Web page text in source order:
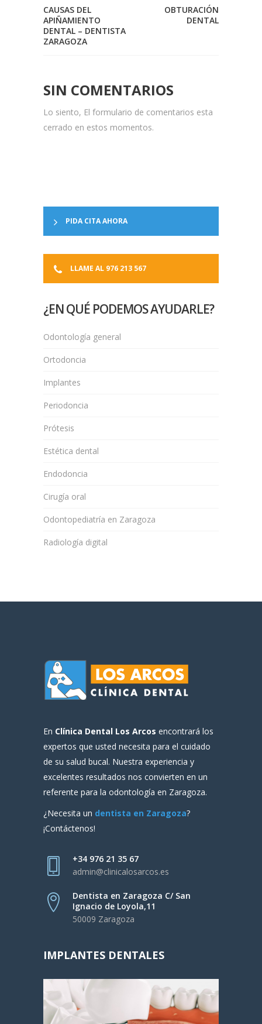
CAUSAS DEL
APIÑAMIENTO
DENTAL – DENTISTA
ZARAGOZA
OBTURACIÓN
DENTAL
SIN COMENTARIOS
Lo siento, El formulario de comentarios esta
cerrado en estos momentos.
PIDA CITA AHORA
LLAME AL 976 213 567
¿EN QUÉ PODEMOS AYUDARLE?
Odontología general
Ortodoncia
Implantes
Periodoncia
Prótesis
Estética dental
Endodoncia
Cirugía oral
Odontopediatría en Zaragoza
Radiología digital
En Clínica Dental Los Arcos encontrará los
expertos que usted necesita para el cuidado
de su salud bucal. Nuestra experiencia y
excelentes resultados nos convierten en un
referente para la odontología en Zaragoza.
¿Necesita un dentista en Zaragoza?
¡Contáctenos!
+34 976 21 35 67
admin@clinicalosarcos.es
Dentista en Zaragoza C/ San
Ignacio de Loyola,11
50009 Zaragoza
IMPLANTES DENTALES